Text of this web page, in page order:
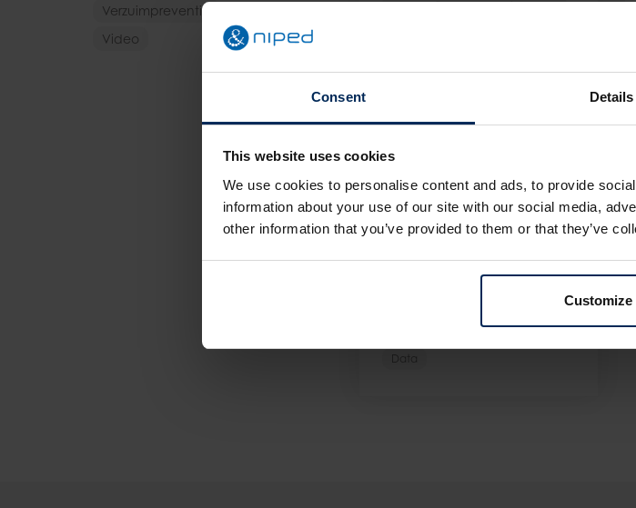
Consent Details
This website uses cookies
We use cookies to personalise content and ads, to provide
information about your use of our site with our social media,
other information that you’ve provided to them or that they’ve
Customize
Verzuimpreventie
Video
Persoonlijke Gezondheidscheck
9 februari 2015
Data